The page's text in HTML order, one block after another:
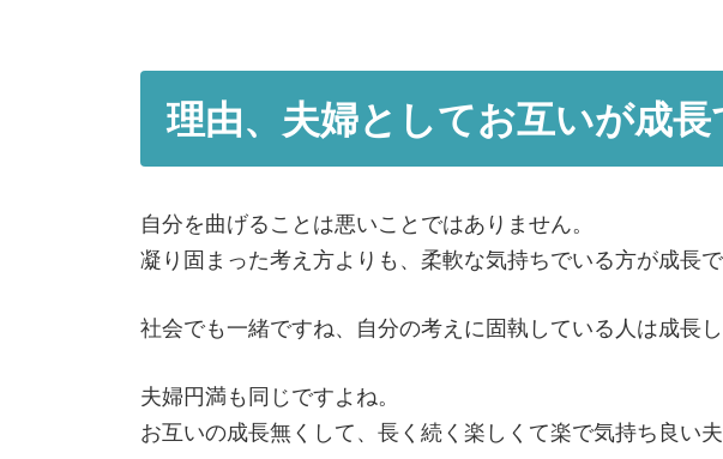
理由、夫婦としてお互いが成長
自分を曲げることは悪いことではありません。
凝り固まった考え方よりも、柔軟な気持ちでいる方が成長で
社会でも一緒ですね、自分の考えに固執している人は成長し
夫婦円満も同じですよね。
お互いの成長無くして、長く続く楽しくて楽で気持ち良い